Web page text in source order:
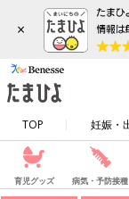
×
TOP 妊娠・
育児グッズ 病気・予防接種